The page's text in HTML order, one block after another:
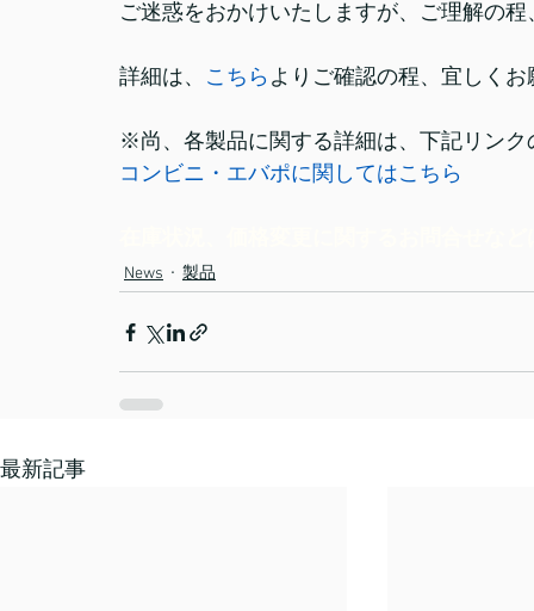
ご迷惑をおかけいたしますが、ご理解の
詳細は、 こちらよりご確認の程、宜しく
※尚、各製品に関する詳細は、下記リン
コンビニ・エバポに関してはこちら
News 製品
最新記事